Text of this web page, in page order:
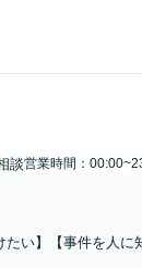
談営業時間：
い】【事件を人に